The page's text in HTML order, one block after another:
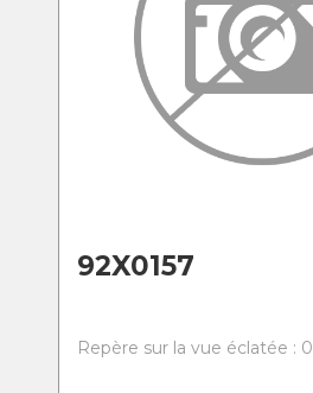
92X0157
Repère sur la vue éclatée : 0